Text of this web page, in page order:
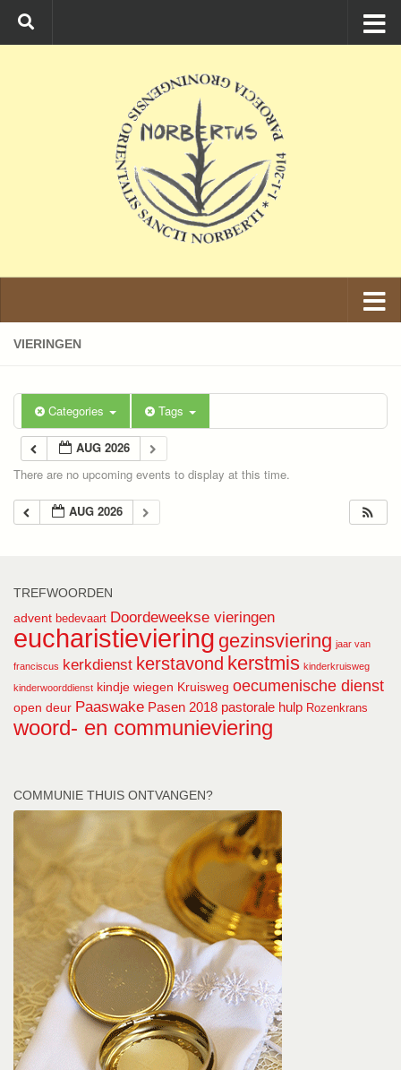
Ga naar de inhoud
VIERINGEN
Categories Tags
AUG 2026
There are no upcoming events to display at this time.
AUG 2026
TREFWOORDEN
advent bedevaart Doordeweekse vieringen
eucharistieviering gezinsviering jaar van
franciscus kerkdienst kerstavond kerstmis kinderkruisweg
kinderwoorddienst kindje wiegen Kruisweg oecumenische dienst
open deur Paaswake Pasen 2018 pastorale hulp Rozenkrans
woord- en communieviering
COMMUNIE THUIS ONTVANGEN?